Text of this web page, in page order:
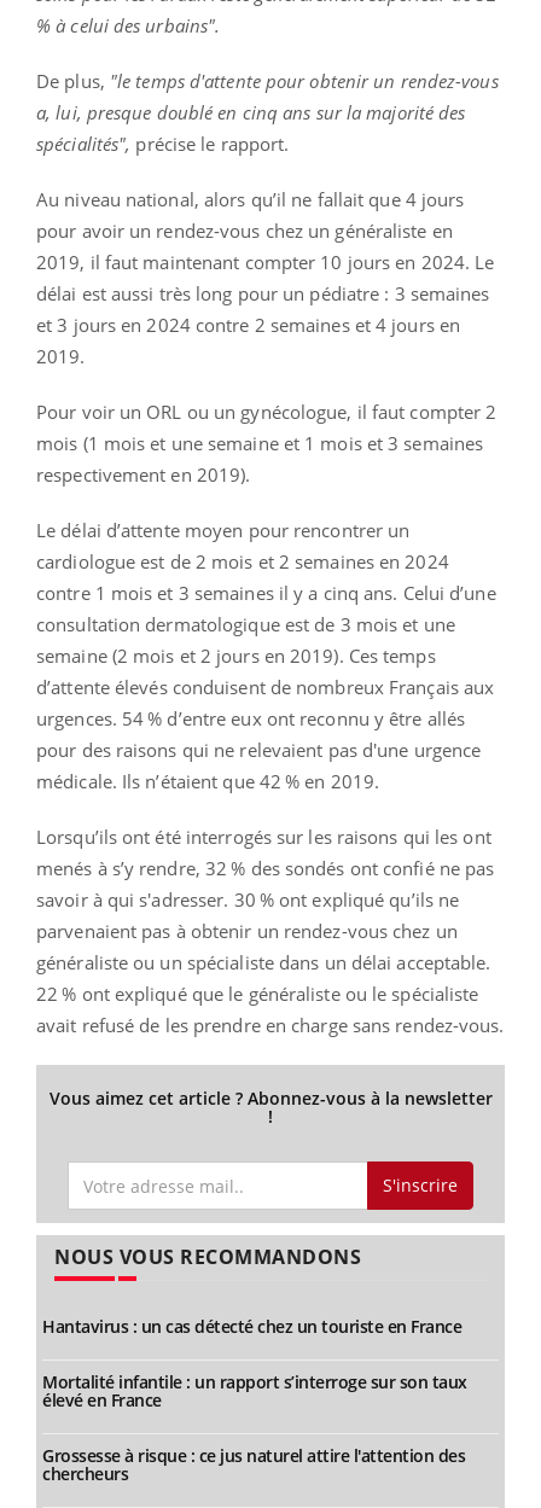
% à celui des urbains".
De plus, "le temps d'attente pour obtenir un rendez-vous
a, lui, presque doublé en cinq ans sur la majorité des
spécialités", précise le rapport.
Au niveau national, alors qu’il ne fallait que 4 jours
pour avoir un rendez-vous chez un généraliste en
2019, il faut maintenant compter 10 jours en 2024. Le
délai est aussi très long pour un pédiatre : 3 semaines
et 3 jours en 2024 contre 2 semaines et 4 jours en
2019.
Pour voir un ORL ou un gynécologue, il faut compter 2
mois (1 mois et une semaine et 1 mois et 3 semaines
respectivement en 2019).
Le délai d’attente moyen pour rencontrer un
cardiologue est de 2 mois et 2 semaines en 2024
contre 1 mois et 3 semaines il y a cinq ans. Celui d’une
consultation dermatologique est de 3 mois et une
semaine (2 mois et 2 jours en 2019). Ces temps
d’attente élevés conduisent de nombreux Français aux
urgences. 54 % d’entre eux ont reconnu y être allés
pour des raisons qui ne relevaient pas d'une urgence
médicale. Ils n’étaient que 42 % en 2019.
Lorsqu’ils ont été interrogés sur les raisons qui les ont
menés à s’y rendre, 32 % des sondés ont confié ne pas
savoir à qui s'adresser. 30 % ont expliqué qu’ils ne
parvenaient pas à obtenir un rendez-vous chez un
généraliste ou un spécialiste dans un délai acceptable.
22 % ont expliqué que le généraliste ou le spécialiste
avait refusé de les prendre en charge sans rendez-vous.
Vous aimez cet article ? Abonnez-vous à la newsletter
!
S'inscrire
NOUS VOUS RECOMMANDONS
Hantavirus : un cas détecté chez un touriste en France
Mortalité infantile : un rapport s’interroge sur son taux
élevé en France
Grossesse à risque : ce jus naturel attire l'attention des
chercheurs